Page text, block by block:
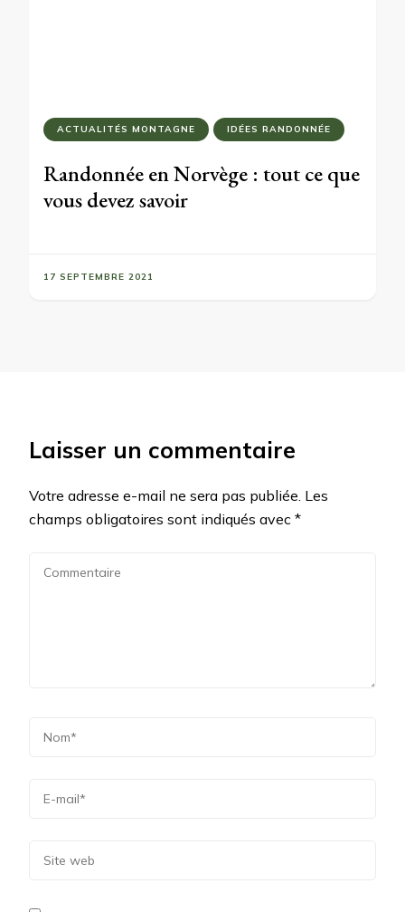
ACTUALITÉS MONTAGNE IDÉES RANDONNÉE
Randonnée en Norvège : tout ce que
vous devez savoir
17 SEPTEMBRE 2021
Laisser un commentaire
Votre adresse e-mail ne sera pas publiée. Les
champs obligatoires sont indiqués avec *